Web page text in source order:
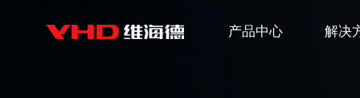
产品中心 解决